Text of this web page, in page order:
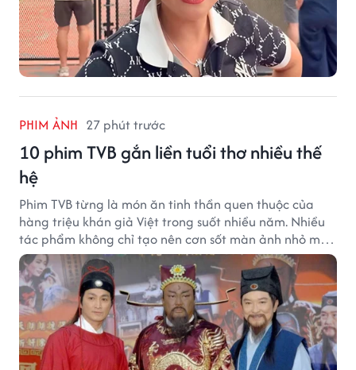
PHIM ẢNH 27 phút trước
10 phim TVB gắn liền tuổi thơ nhiều thế
hệ
Phim TVB từng là món ăn tinh thần quen thuộc của
hàng triệu khán giả Việt trong suốt nhiều năm. Nhiều
tác phẩm không chỉ tạo nên cơn sốt màn ảnh nhỏ mà
còn trở thành ký ức khó quên của cả một thế hệ.